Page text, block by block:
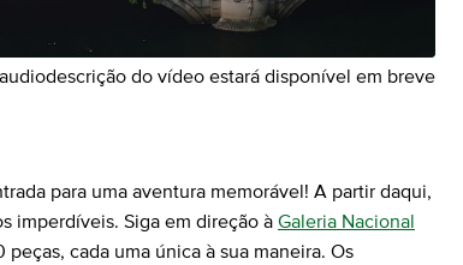
do vídeo estará disponível em breve
para uma aventura memorável! A partir daqui,
imperdíveis. Siga em direção à Galeria Nacional
cada uma única à sua maneira. Os